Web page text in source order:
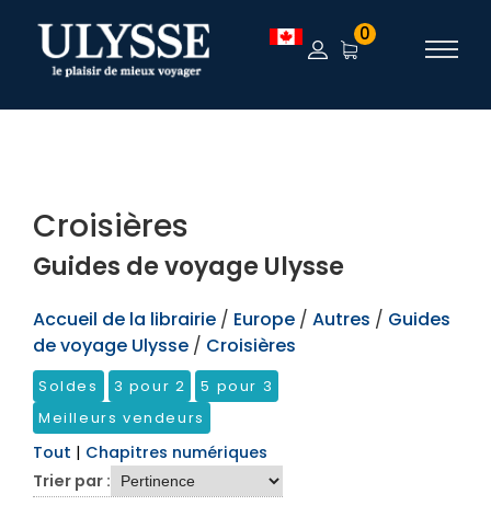
TEST 0
Croisières
Guides de voyage Ulysse
Accueil de la librairie / Europe / Autres / Guides
de voyage Ulysse / Croisières
Soldes 3 pour 2
5 pour 3
Meilleurs vendeurs
Tout | Chapitres numériques
Trier par :